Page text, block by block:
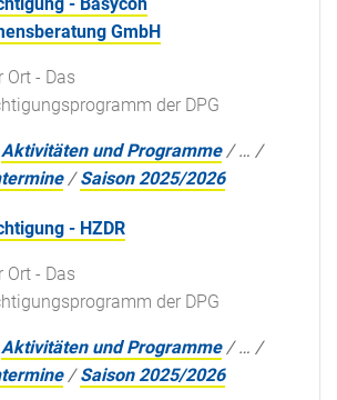
GmbH
Ort - Das
der DPG
Aktivitäten und Programme /… /
/Saison 2025/2026
- HZDR
Ort - Das
der DPG
Aktivitäten und Programme /… /
/Saison 2025/2026